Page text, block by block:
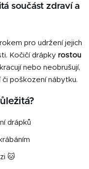
součást zdraví a
pro udržení jejich
Kočičí drápky rostou
nebo neobrušují,
poškození nábytku.
drápků
🐱